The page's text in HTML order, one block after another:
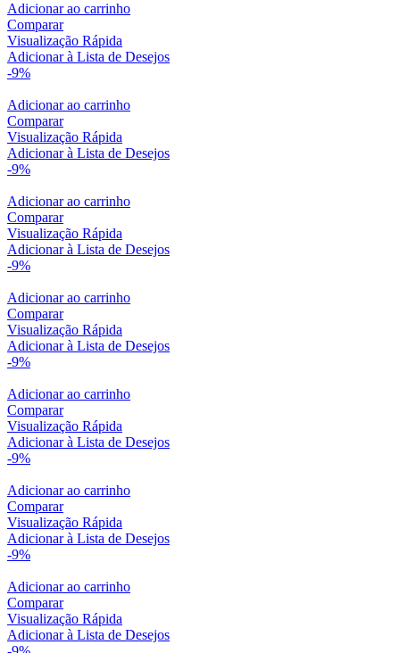
Adicionar ao carrinho
Comparar
Visualização Rápida
Adicionar à Lista de Desejos
-9%
Adicionar ao carrinho
Comparar
Visualização Rápida
Adicionar à Lista de Desejos
-9%
Adicionar ao carrinho
Comparar
Visualização Rápida
Adicionar à Lista de Desejos
-9%
Adicionar ao carrinho
Comparar
Visualização Rápida
Adicionar à Lista de Desejos
-9%
Adicionar ao carrinho
Comparar
Visualização Rápida
Adicionar à Lista de Desejos
-9%
Adicionar ao carrinho
Comparar
Visualização Rápida
Adicionar à Lista de Desejos
-9%
Adicionar ao carrinho
Comparar
Visualização Rápida
Adicionar à Lista de Desejos